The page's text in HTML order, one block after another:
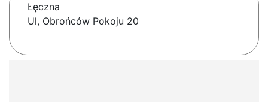
Łęczna
Ul, Obrońców Pokoju 20